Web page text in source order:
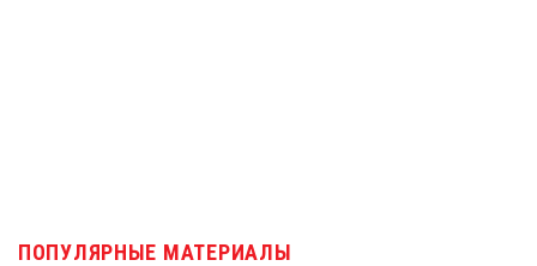
ПОПУЛЯРНЫЕ МАТЕРИАЛЫ